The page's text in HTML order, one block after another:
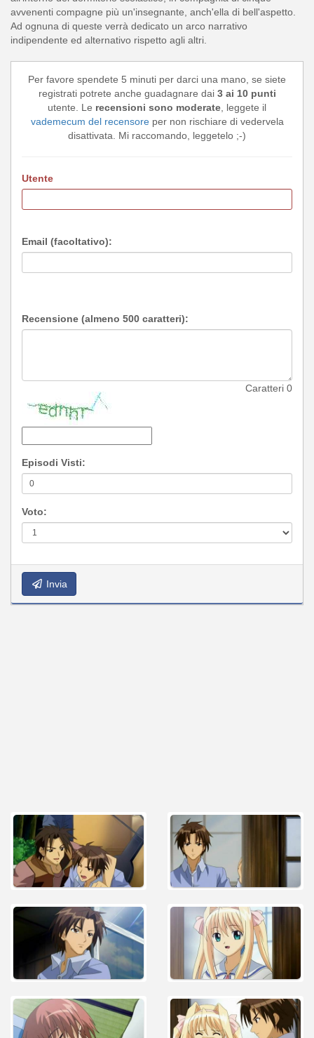
avvenenti compagne più un'insegnante, anch'ella di bell'aspetto.
Ad ognuna di queste verrà dedicato un arco narrativo
indipendente ed alternativo rispetto agli altri.
Per favore spendete 5 minuti per darci una mano, se siete
registrati potrete anche guadagnare dai 3 ai 10 punti
utente. Le recensioni sono moderate, leggete il
vademecum del recensoreper non rischiare di vedervela
disattivata. Mi raccomando, leggetelo ;-)
Utente
Email (facoltativo):
Recensione (almeno 500 caratteri):
Caratteri 0
Episodi Visti:
Voto:
Invia